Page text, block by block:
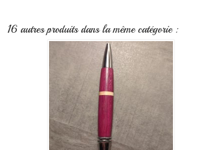
16 autres produits dans la même catégorie :